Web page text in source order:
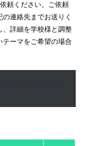
頼ください。ご依頼
連絡先までお送りく
、詳細を学校様と調整
テーマをご希望の場合